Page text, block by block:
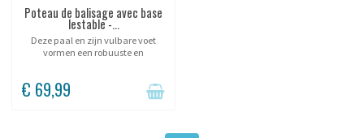
Poteau de balisage avec base
lestable -...
Deze paal en zijn vulbare voet
vormen een robuuste en
binnen als buiten. De voet kan
met water of zand worden...
€ 69,99